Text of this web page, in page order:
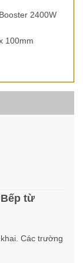
2400W
100mm
từ
Các trường